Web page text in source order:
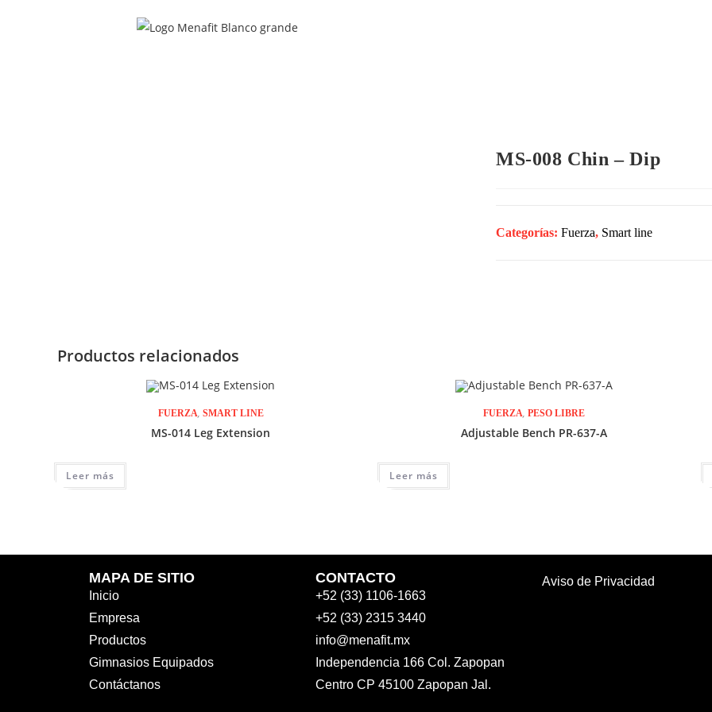
MS-008 Chin – Dip
Categorías: Fuerza, Smart line
Productos relacionados
FUERZA, SMART LINE
MS-014 Leg Extension
Leer más
FUERZA, PESO LIBRE
Adjustable Bench PR-637-A
Leer más
MAPA DE SITIO
Inicio
Empresa
Productos
Gimnasios Equipados
Contáctanos
CONTACTO
+52 (33) 1106-1663
+52 (33) 2315 3440
info@menafit.mx
Independencia 166 Col. Zapopan
Centro CP 45100 Zapopan Jal.
Aviso de Privacidad